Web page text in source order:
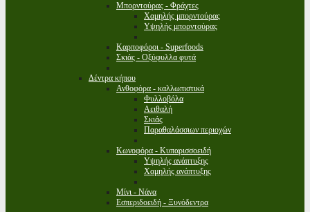
Μπορντούρας - Φράχτες
Χαμηλής μπορντούρας
Υψηλής μπορντούρας
Καρποφόροι - Superfoods
Σκιάς - Οξύφυλλα φυτά
Δέντρα κήπου
Ανθοφόρα - καλλωπιστικά
Φυλλοβόλα
Αειθαλή
Σκιάς
Παραθαλάσσιων περιοχών
Κωνοφόρα - Κυπαρισσοειδή
Υψηλής ανάπτυξης
Χαμηλής ανάπτυξης
Μίνι - Νάνα
Εσπεριδοειδή - Ξυνόδεντρα